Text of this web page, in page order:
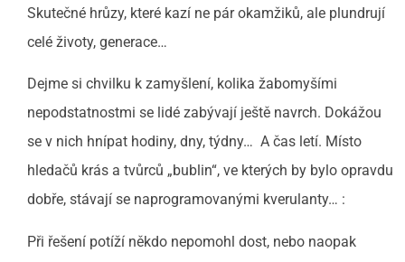
Skutečné hrůzy, které kazí ne pár okamžiků, ale plundrují
celé životy, generace…
Dejme si chvilku k zamyšlení, kolika žabomyšími
nepodstatnostmi se lidé zabývají ještě navrch. Dokážou
se v nich hnípat hodiny, dny, týdny… A čas letí. Místo
hledačů krás a tvůrců „bublin“, ve kterých by bylo opravdu
dobře, stávají se naprogramovanými kverulanty… :
Při řešení potíží někdo nepomohl dost, nebo naopak